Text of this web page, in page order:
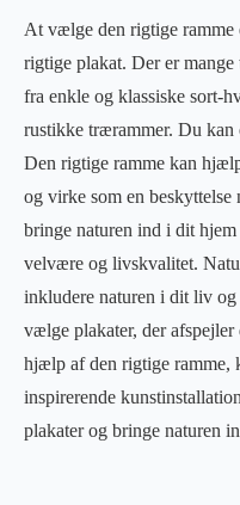
At vælge den rigtige ramme
rigtige plakat. Der er
fra enkle og klassiske sort-
rustikke trærammer. Du kan
Den rigtige ramme kan
og virke som en
bringe naturen ind i dit
velvære og livskvalitet.
inkludere naturen i dit liv
vælge plakater, der
hjælp af den rigtige ramme,
inspirerende
plakater og bringe naturen